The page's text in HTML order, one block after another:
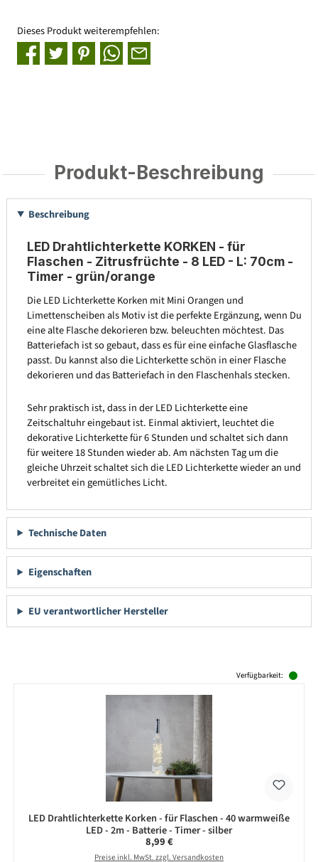
Dieses Produkt weiterempfehlen:
Produkt-Beschreibung
Beschreibung
LED Drahtlichterkette KORKEN - für
Flaschen - Zitrusfrüchte - 8 LED - L: 70cm -
Timer - grün/orange
Die LED Lichterkette Korken mit Mini Orangen und
Limettenscheiben als Motiv ist die perfekte Ergänzung, wenn Du
eine alte Flasche dekorieren bzw. beleuchten möchtest. Das
Batteriefach ist so gebaut, dass es für eine einfache Glasflasche
passt. Du kannst also die Lichterkette schön in einer Flasche
dekorieren und das Batteriefach in den Flaschenhals stecken.
Sehr praktisch ist, dass in der LED Lichterkette eine
Zeitschaltuhr eingebaut ist. Einmal aktiviert, leuchtet die
dekorative Lichterkette für 6 Stunden und schaltet sich dann
für weitere 18 Stunden wieder ab. Am nächsten Tag um die
gleiche Uhrzeit schaltet sich die LED Lichterkette wieder an und
verbreitet ein gemütliches Licht.
Technische Daten
Eigenschaften
EU verantwortlicher Hersteller
Verfügbarkeit:
LED Drahtlichterkette Korken - für Flaschen - 40 warmweiße
LED - 2m - Batterie - Timer - silber
Regulärer Preis:
8,99 €
Preise inkl. MwSt. zzgl. Versandkosten